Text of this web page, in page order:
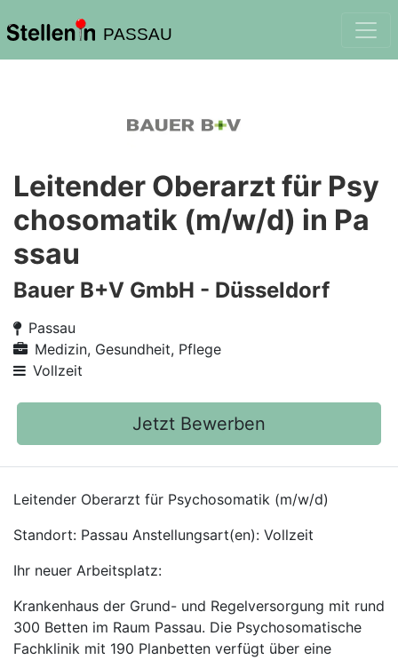
PASSAU
Leitender Oberarzt für Psy
chosomatik (m/w/d) in Pa
ssau
Bauer B+V GmbH - Düsseldorf
Passau
Medizin, Gesundheit, Pflege
Vollzeit
Jetzt Bewerben
Leitender Oberarzt für Psychosomatik (m/w/d)
Standort: Passau Anstellungsart(en): Vollzeit
Ihr neuer Arbeitsplatz:
Krankenhaus der Grund- und Regelversorgung mit rund
300 Betten im Raum Passau. Die Psychosomatische
Fachklinik mit 190 Planbetten verfügt über eine